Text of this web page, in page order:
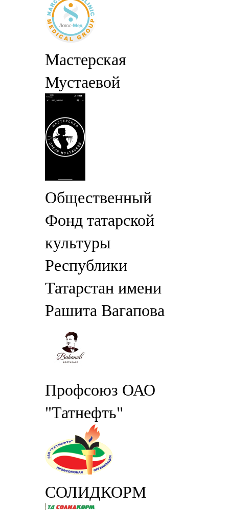
Мастерская
Мустаевой
Общественный
Фонд татарской
культуры
Республики
Татарстан имени
Рашита Вагапова
Профсоюз ОАО
"Татнефть"
СОЛИДКОРМ